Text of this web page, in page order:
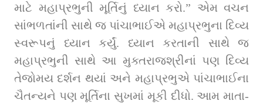
માટે મહાપ્રભુની મૂર્તિનું ધ્યાન કરો.” એમ વચન
સાંભળતાંની સાથે જ પાંચાભાઈએ મહાપ્રભુના દિવ્ય
સ્વરૂપનું ધ્યાન કર્યું. ધ્યાન કરતાની સાથે જ
મહાપ્રભુની સાથે આ મુક્તરાજશ્રીનાં પણ દિવ્ય
તેજોમય દર્શન થયાં અને મહાપ્રભુએ પાંચાભાઈના
ચૈતન્યને પણ મૂર્તિના સુખમાં મૂકી દીધો. આમ માતા-